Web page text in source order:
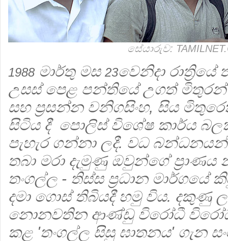
සේයාරුව:
1988මාර්තු මස 23වෙනිදා රාත්‍රියේ
උසස් පෙළ පන්තියේ උගත් මිතුරන්
සහ ප්‍රසන්න වනිගසිංහ, සිය
සිටිය දී පොලිස් විශේෂ කාර්ය
පැහැර ගන්නා ලදී. වධ
තබා මරා දැමුණු ඔවුන්ගේ
තංගල්ල - තිස්ස ප්‍රධාන මාර්ගයේ
දමා ගොස් තිබියදී හමු විය. දකුණු
නොනවතින ආණ්ඩු විරෝධී
කළ 'තංගල්ල සිසු ඝාතනය' ගැන